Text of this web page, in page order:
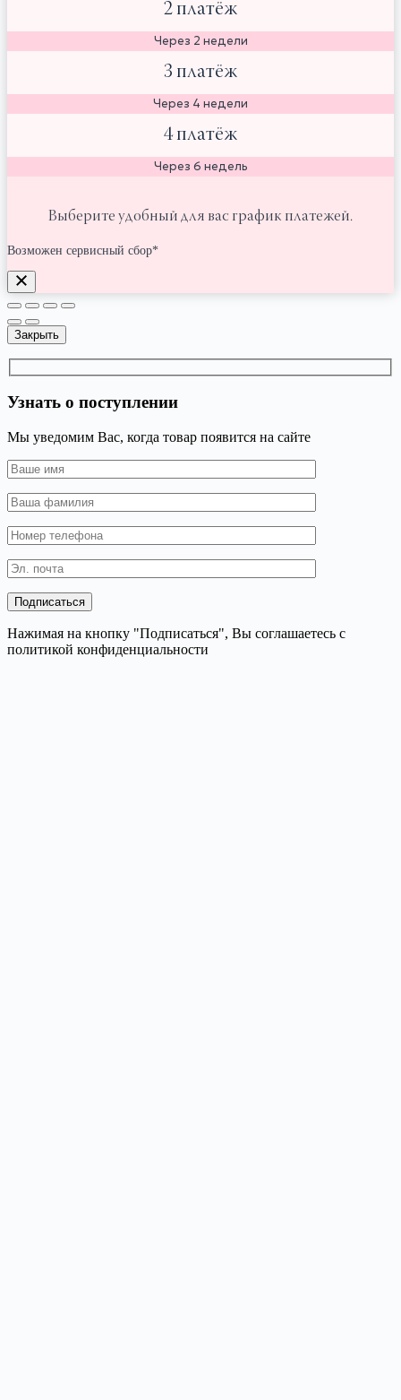
2 платёж
Через 2 недели
3 платёж
Через 4 недели
4 платёж
Через 6 недель
Выберите удобный для вас график платежей.
Возможен сервисный сбор*
Закрыть
Узнать о поступлении
Мы уведомим Вас, когда товар появится на сайте
Нажимая на кнопку "Подписаться", Вы соглашаетесь с
политикой конфиденциальности